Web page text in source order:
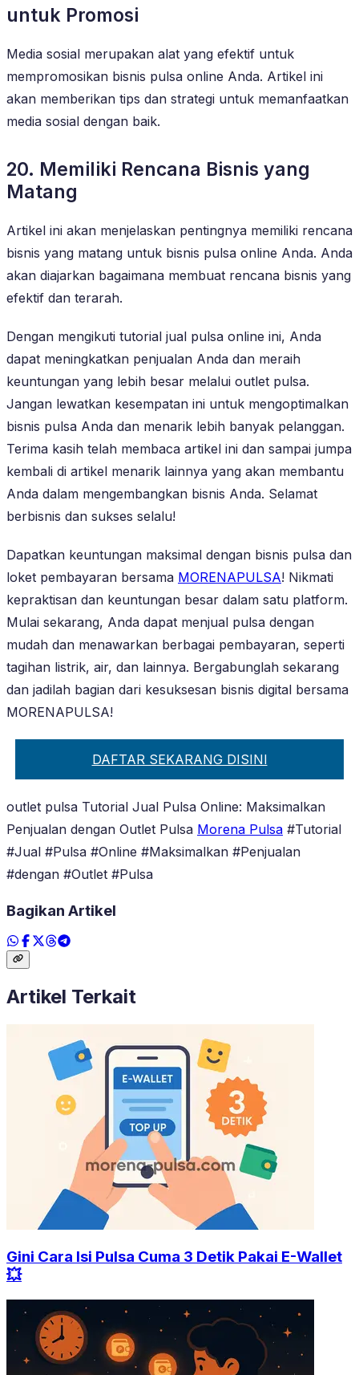
untuk Promosi
Media sosial merupakan alat yang efektif untuk
mempromosikan bisnis pulsa online Anda. Artikel ini
akan memberikan tips dan strategi untuk memanfaatkan
media sosial dengan baik.
20. Memiliki Rencana Bisnis yang
Matang
Artikel ini akan menjelaskan pentingnya memiliki rencana
bisnis yang matang untuk bisnis pulsa online Anda. Anda
akan diajarkan bagaimana membuat rencana bisnis yang
efektif dan terarah.
Dengan mengikuti tutorial jual pulsa online ini, Anda
dapat meningkatkan penjualan Anda dan meraih
keuntungan yang lebih besar melalui outlet pulsa.
Jangan lewatkan kesempatan ini untuk mengoptimalkan
bisnis pulsa Anda dan menarik lebih banyak pelanggan.
Terima kasih telah membaca artikel ini dan sampai jumpa
kembali di artikel menarik lainnya yang akan membantu
Anda dalam mengembangkan bisnis Anda. Selamat
berbisnis dan sukses selalu!
Dapatkan keuntungan maksimal dengan bisnis pulsa dan
loket pembayaran bersama MORENAPULSA! Nikmati
kepraktisan dan keuntungan besar dalam satu platform.
Mulai sekarang, Anda dapat menjual pulsa dengan
mudah dan menawarkan berbagai pembayaran, seperti
tagihan listrik, air, dan lainnya. Bergabunglah sekarang
dan jadilah bagian dari kesuksesan bisnis digital bersama
MORENAPULSA!
DAFTAR SEKARANG DISINI
outlet pulsa Tutorial Jual Pulsa Online: Maksimalkan
Penjualan dengan Outlet Pulsa Morena Pulsa #Tutorial
#Jual #Pulsa #Online #Maksimalkan #Penjualan
#dengan #Outlet #Pulsa
Bagikan Artikel
Artikel Terkait
Gini Cara Isi Pulsa Cuma 3 Detik Pakai E-Wallet
💥